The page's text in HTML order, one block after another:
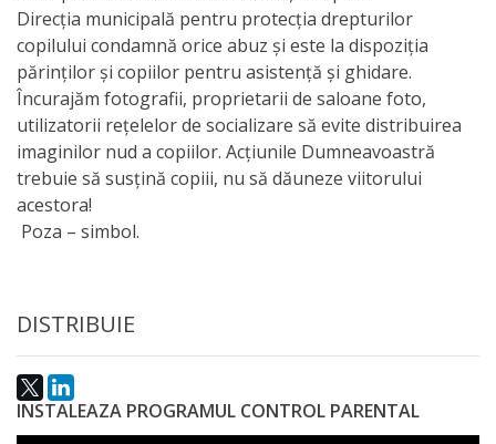
Știri
și
Evenimente
Acte
și
regulamente
Legislație
internațională
Legislație
Direcția municipală pentru protecția drepturilor
copilului condamnă orice abuz și este la dispoziția
părinților și copiilor pentru asistență și ghidare.
Încurajăm fotografii, proprietarii de saloane foto,
utilizatorii rețelelor de socializare să evite distribuirea
imaginilor nud a copiilor. Acțiunile Dumneavoastră
trebuie să susțină copiii, nu să dăuneze viitorului
acestora!
Poza – simbol.
DISTRIBUIE
INSTALEAZA PROGRAMUL CONTROL PARENTAL